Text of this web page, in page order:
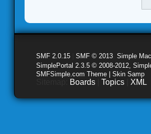
SMF 2.0.15 SMF © 2013 Simple
SimplePortal 2.3.5 © 2008-2012,
SMFSimple.com Theme | Skin Samp
Boards Topics XML